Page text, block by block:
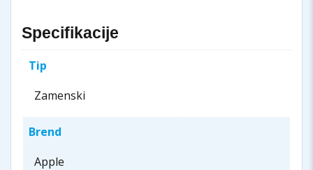
Specifikacije
Tip
Zamenski
Brend
Apple